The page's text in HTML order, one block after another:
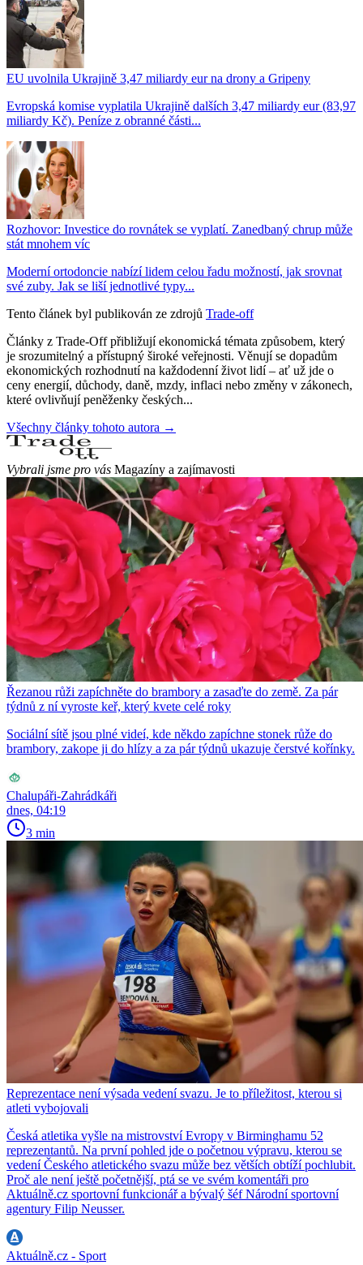
EU uvolnila Ukrajině 3,47 miliardy eur na drony a Gripeny
Evropská komise vyplatila Ukrajině dalších 3,47 miliardy eur (83,97
miliardy Kč). Peníze z obranné části...
Rozhovor: Investice do rovnátek se vyplatí. Zanedbaný chrup může
stát mnohem víc
Moderní ortodoncie nabízí lidem celou řadu možností, jak srovnat
své zuby. Jak se liší jednotlivé typy...
Tento článek byl publikován ze zdrojů Trade-off
Články z Trade-Off přibližují ekonomická témata způsobem, který
je srozumitelný a přístupný široké veřejnosti. Věnují se dopadům
ekonomických rozhodnutí na každodenní život lidí – ať už jde o
ceny energií, důchody, daně, mzdy, inflaci nebo změny v zákonech,
které ovlivňují peněženky českých...
Všechny články tohoto autora →
Vybrali jsme pro vás Magazíny a zajímavosti
Řezanou růži zapíchněte do brambory a zasaďte do země. Za pár
týdnů z ní vyroste keř, který kvete celé roky
Sociální sítě jsou plné videí, kde někdo zapíchne stonek růže do
brambory, zakope ji do hlízy a za pár týdnů ukazuje čerstvé kořínky.
Chalupáři-Zahrádkáři
dnes, 04:19
3 min
Reprezentace není výsada vedení svazu. Je to příležitost, kterou si
atleti vybojovali
Česká atletika vyšle na mistrovství Evropy v Birminghamu 52
reprezentantů. Na první pohled jde o početnou výpravu, kterou se
vedení Českého atletického svazu může bez větších obtíží pochlubit.
Proč ale není ještě početnější, ptá se ve svém komentáři pro
Aktuálně.cz sportovní funkcionář a bývalý šéf Národní sportovní
agentury Filip Neusser.
Aktuálně.cz - Sport